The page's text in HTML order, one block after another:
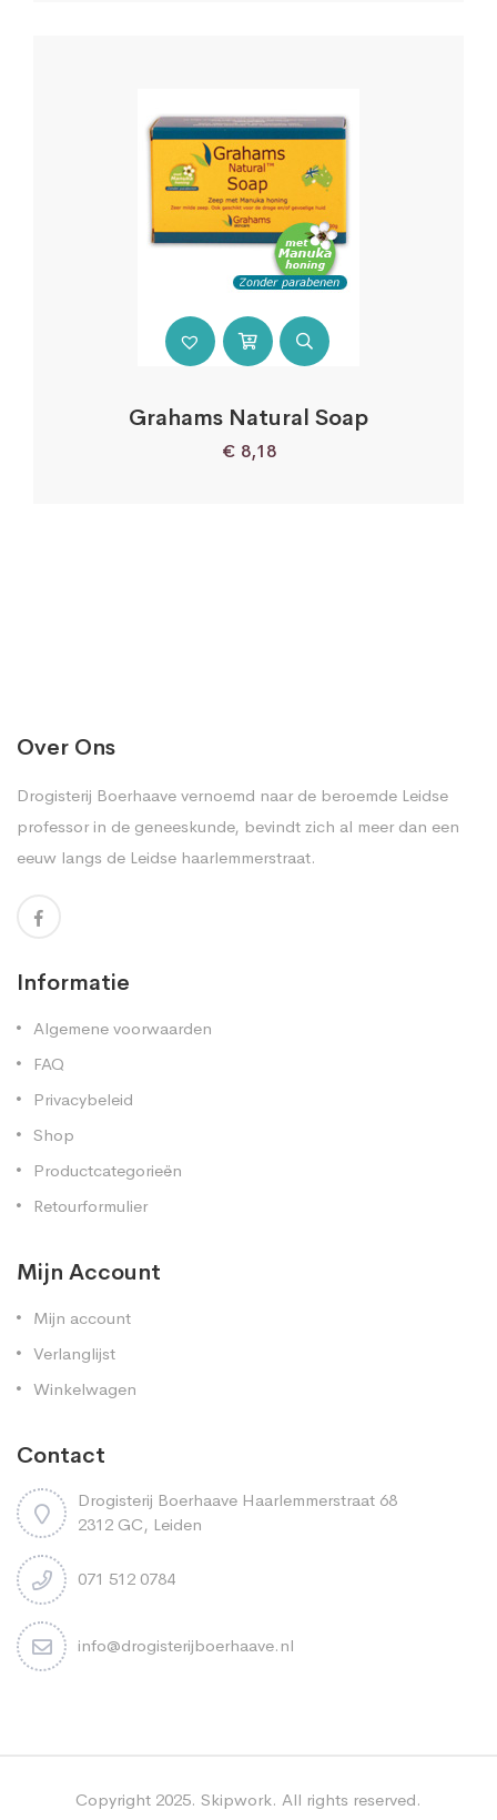
Grahams Natural Soap
€ 8,18
Over Ons
Drogisterij Boerhaave vernoemd naar de beroemde Leidse
professor in de geneeskunde, bevindt zich al meer dan een
eeuw langs de Leidse haarlemmerstraat.
Informatie
Algemene voorwaarden
FAQ
Privacybeleid
Shop
Productcategorieën
Retourformulier
Mijn Account
Mijn account
Verlanglijst
Winkelwagen
Contact
Drogisterij Boerhaave Haarlemmerstraat 68
2312 GC, Leiden
071 512 0784
info@drogisterijboerhaave.nl
Copyright 2025. Skipwork. All rights reserved.